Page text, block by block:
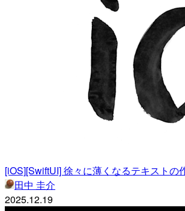
[iOS][SwiftUI] 徐々に薄くなるテキストの
田中 圭介
2025.12.19